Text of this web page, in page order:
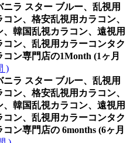
ニラ スター ブルー、乱視用
ン、格安乱視用カラコン、
韓国乱視カラコン、遠視用
コン、乱視用カラーコンタク
コン専門店の1Month (1ヶ月
)
ニラ スター ブルー、乱視用
ン、格安乱視用カラコン、
韓国乱視カラコン、遠視用
コン、乱視用カラーコンタク
コン専門店の 6months (6ヶ月